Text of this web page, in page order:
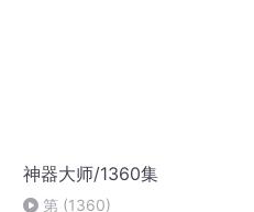
神器大师/1360集
第 (1360)